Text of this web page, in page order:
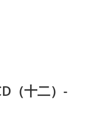
（十二）-